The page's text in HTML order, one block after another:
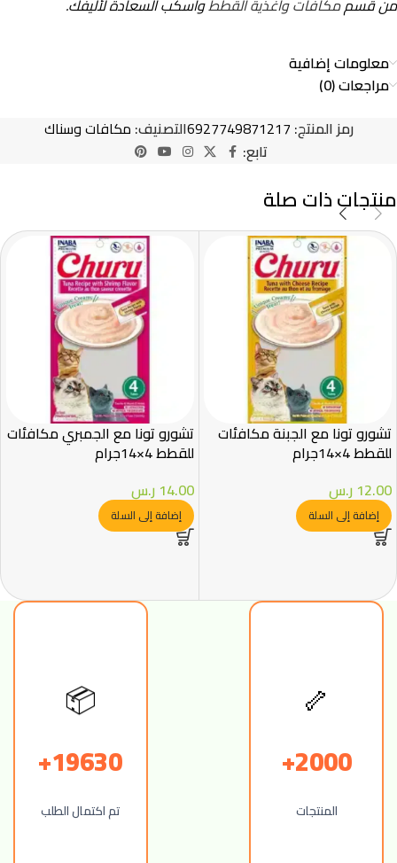
من قسممكافآت وأغذية القططواسكب السعادة لأليفك.
معلومات إضافية
مراجعات (0)
رمز المنتج: 6927749871217التصنيف: مكافات وسناك
تابع:
منتجات ذات صلة
تشورو تونا مع الجبنة مكافئات
للقطط 4×14جرام
12.00 ر.س
إضافة إلى السلة
تشورو تونا مع الجمبري مكافئات
للقطط 4×14جرام
14.00 ر.س
إضافة إلى السلة
🦴
2000+
المنتجات
📦
19630+
تم اكتمال الطلب